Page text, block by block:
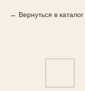
Вернуться в каталог